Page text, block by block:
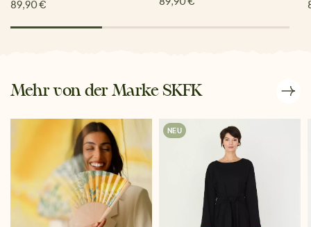
89,90 €
Mehr von der Marke SKFK
NEU